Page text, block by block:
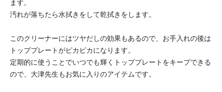
ます。
汚れが落ちたら水拭きをして乾拭きをします。
このクリーナーにはツヤだしの効果もあるので、お手入れの後は
トッププレートがピカピカになります。
定期的に使うことでいつでも輝くトッププレートをキープできる
ので、大津先生もお気に入りのアイテムです。